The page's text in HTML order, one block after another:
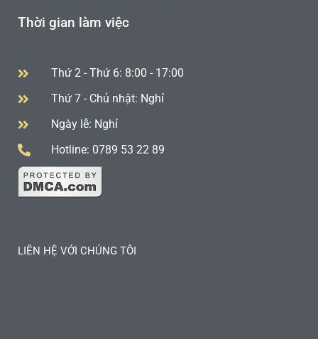
Thời gian làm việc
Thứ 2 - Thứ 6: 8:00 - 17:00
Thứ 7 - Chủ nhật: Nghỉ
Ngày lễ: Nghỉ
Hotline: 0789 53 22 89
LIÊN HỆ VỚI CHÚNG TÔI